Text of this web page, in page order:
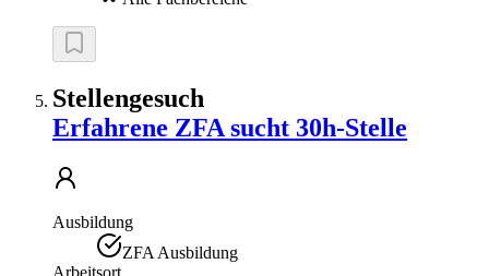
Stellengesuch
Erfahrene ZFA sucht 30h-Stelle
Ausbildung
ZFA Ausbildung
Arbeitsort